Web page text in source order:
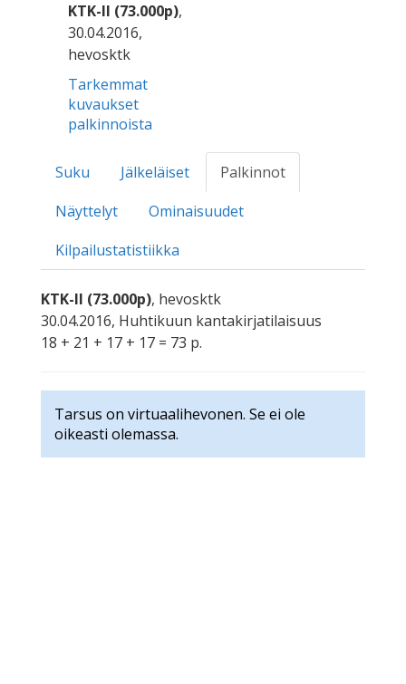
KTK-II (73.000p),
30.04.2016,
hevosktk
Tarkemmat
kuvaukset
palkinnoista
Suku Jälkeläiset
Palkinnot
Näyttelyt
Ominaisuudet
Kilpailustatistiikka
KTK-II (73.000p), hevosktk
30.04.2016, Huhtikuun kantakirjatilaisuus
18 + 21 + 17 + 17 = 73 p.
Tarsus on virtuaalihevonen. Se ei ole
oikeasti olemassa.